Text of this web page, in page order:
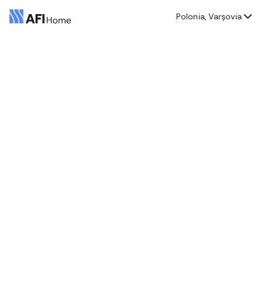
Polonia, Varșovia